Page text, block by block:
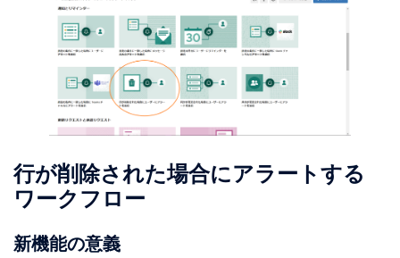
行が削除された場合にアラートする
ワークフロー
新機能の意義